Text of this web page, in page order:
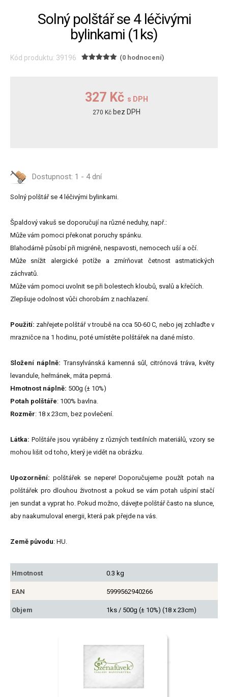
Solný polštář se 4 léčivými
bylinkami (1ks)
Kód produktu: 39196 (0 hodnocení)
327 Kč s DPH
270 Kč bez DPH
Dostupnost: 1 - 4 dní
Solný polštář se 4 léčivými bylinkami.
Špaldový vakuš se doporučují na různé neduhy, např.:
Může vám pomoci překonat poruchy spánku.
Blahodárně působí při migréně, nespavosti, nemocech uší a očí.
Může snížit alergické potíže a zmírňovat četnost astmatických
záchvatů.
Může vám pomoci uvolnit se při bolestech kloubů, svalů a křečích.
Zlepšuje odolnost vůči chorobám z nachlazení.
Použití: zahřejete polštář v troubě na cca 50-60 C, nebo jej zchlaďte v
mrazničce na 1 hodinu, poté umístěte polštářek na dané místo.
Složení náplně: Transylvánská kamenná sůl, citrónová tráva, květy
levandule, heřmánek, máta peprná.
Hmotnost náplně: 500g (± 10%)
Potah polštáře: 100% bavlna.
Rozměr: 18 x 23cm, bez povlečení.
Látka: Polštáře jsou vyráběny z různých textilních materiálů, vzory se
mohou lišit od toho, který je vidět na obrázku.
Upozornění: polštářek se nepere! Doporučujeme použít potah na
polštářek pro dlouhou životnost a pokud se vám potah ušpiní stačí
jen sundat a vyprat ho. Pokud možno, dávejte polštář často na slunce,
aby naakumuloval energii, která pak přejde na vás.
Země původu: HU.
Hmotnost 0.3 kg
EAN 5999562940266
Objem 1ks / 500g (± 10%) (18 x 23cm)